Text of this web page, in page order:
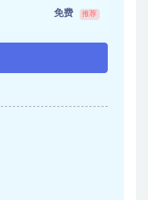
免费 推荐